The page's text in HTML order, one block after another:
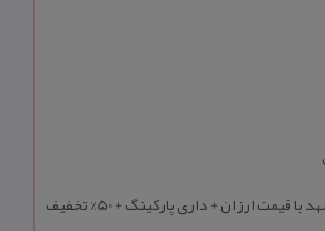
ارزان + داری پارکینگ + 50% تخفیف